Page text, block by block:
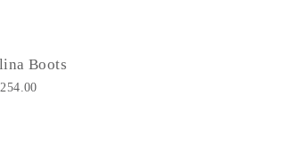
Boots